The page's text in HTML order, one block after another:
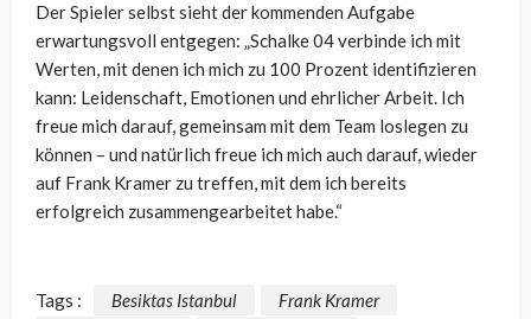
Der Spieler selbst sieht der kommenden Aufgabe
erwartungsvoll entgegen: „Schalke 04 verbinde ich mit
Werten, mit denen ich mich zu 100 Prozent identifizieren
kann: Leidenschaft, Emotionen und ehrlicher Arbeit. Ich
freue mich darauf, gemeinsam mit dem Team loslegen zu
können – und natürlich freue ich mich auch darauf, wieder
auf Frank Kramer zu treffen, mit dem ich bereits
erfolgreich zusammengearbeitet habe.“
Tags : Besiktas Istanbul
Frank Kramer